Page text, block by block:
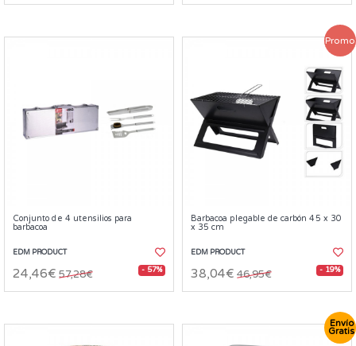
Conjunto de 4 utensilios para
barbacoa
EDM PRODUCT
24,46€ 57,28€ - 57%
Promo
Barbacoa plegable de carbón 45 x 30
x 35 cm
EDM PRODUCT
38,04€ 46,95€ - 19%
Envío
Gratis